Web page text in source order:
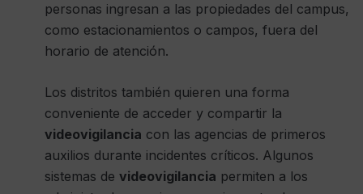
personas ingresan a las propiedades del campus,
como estacionamientos o campos, fuera del
horario de atención.
Los distritos también quieren una forma
conveniente de acceder y compartir la
videovigilancia con las agencias de primeros
auxilios durante incidentes críticos. Algunos
sistemas de videovigilancia permiten a los